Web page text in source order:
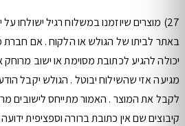
27) מוצרים שיוזמנו במשלוח רגיל
באתר לביתו של הגולש או הלקוח . אם
יכולה להגיע לכתובת מסוימת או ישוב מרוחק
מגיעה אזי שהשילוח יבוטל . הגולש יקבל
לקבל את המוצר . האמור מתייחס לישובים
קיבוצים שם אין כתובת ברורה וספציפית